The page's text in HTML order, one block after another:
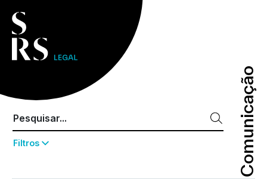
Comunicação
Comunicação
Filtros